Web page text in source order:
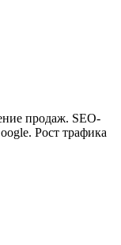
продаж. SEO-
Рост трафика